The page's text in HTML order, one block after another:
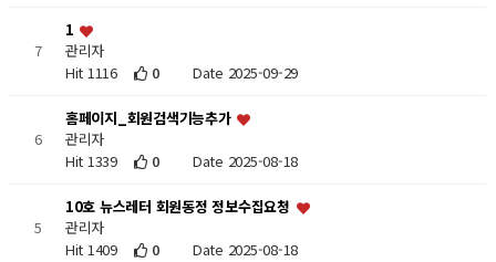
7
1
관리자
Hit 1116
0 Date 2025-09-29
6
홈페이지_회원검색기능추가
관리자
Hit 1339
0 Date 2025-08-18
5
10호 뉴스레터 회원동정 정보수집요청
관리자
Hit 1409
0 Date 2025-08-18